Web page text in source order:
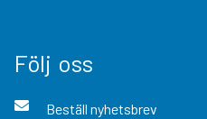
Följ oss
Beställ nyhetsbrev